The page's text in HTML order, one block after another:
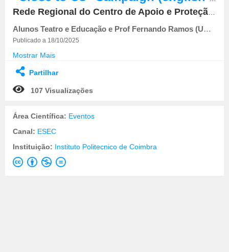
Rede Regional do Centro de Apoio e Proteção a Vítimas de Tráfico de Seres Humanos
Alunos Teatro e Educação e Prof Fernando Ramos (UC Conceção de Projetos de Intervenção Comunitária)
Publicado a 18/10/2025
Mostrar Mais
Partilhar
107 Visualizações
Área Científica: Eventos
Canal: ESEC
Instituição: Instituto Politecnico de Coimbra